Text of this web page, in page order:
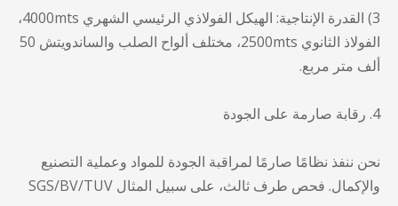
3) القدرة الإنتاجية: الهيكل الفولاذي الرئيسي الشهري 4000mts،
الفولاذ الثانوي 2500mts، مختلف ألواح الصلب والساندويتش 50
ألف متر مربع.
4. رقابة صارمة على الجودة
نحن ننفذ نظامًا صارمًا لمراقبة الجودة للمواد وعملية التصنيع
والإكمال. فحص طرف ثالث، على سبيل المثال SGS/BV/TUV